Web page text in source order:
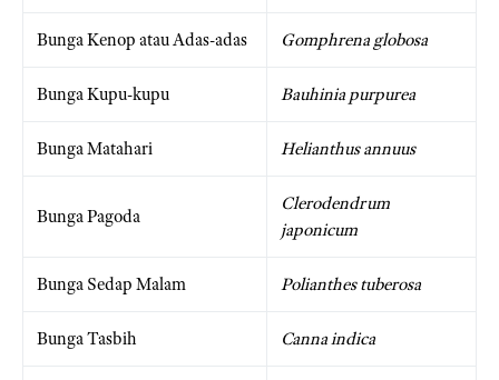
Bunga Kenop atau Adas-adas Gomphrena globosa
Bunga Kupu-kupu Bauhinia purpurea
Bunga Matahari Helianthus annuus
Bunga Pagoda
Clerodendrum
japonicum
Bunga Sedap Malam Polianthes tuberosa
Bunga Tasbih Canna indica